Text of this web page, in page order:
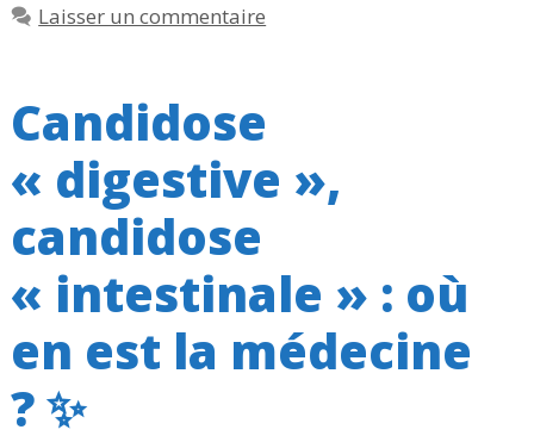
Laisser un commentaire
Candidose
« digestive »,
candidose
« intestinale » : où
en est la médecine
? ✨